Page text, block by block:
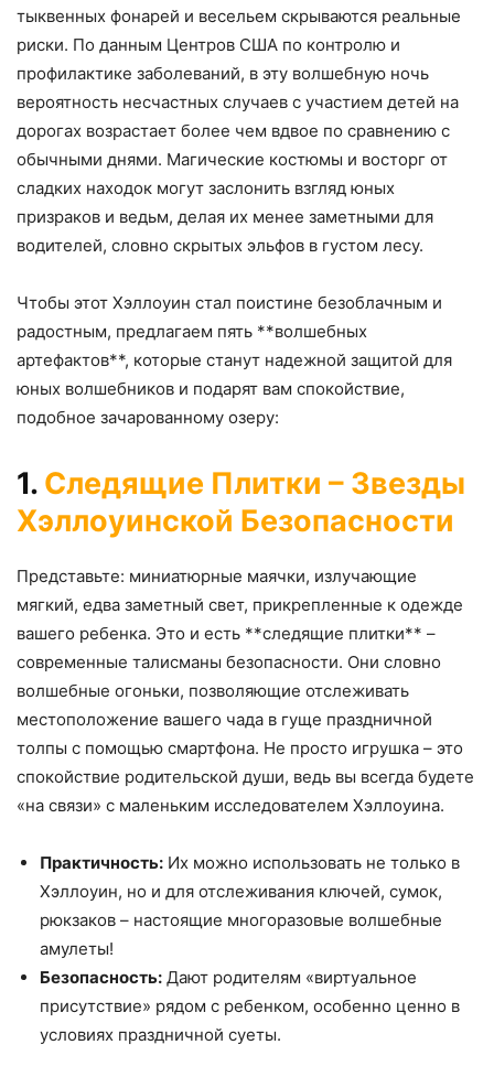
тыквенных фонарей и весельем скрываются реальные
риски. По данным Центров США по контролю и
профилактике заболеваний, в эту волшебную ночь
вероятность несчастных случаев с участием детей на
дорогах возрастает более чем вдвое по сравнению с
обычными днями. Магические костюмы и восторг от
сладких находок могут заслонить взгляд юных
призраков и ведьм, делая их менее заметными для
водителей, словно скрытых эльфов в густом лесу.
Чтобы этот Хэллоуин стал поистине безоблачным и
радостным, предлагаем пять **волшебных
артефактов**, которые станут надежной защитой для
юных волшебников и подарят вам спокойствие,
подобное зачарованному озеру:
1. Следящие Плитки – Звезды
Хэллоуинской Безопасности
Представьте: миниатюрные маячки, излучающие
мягкий, едва заметный свет, прикрепленные к одежде
вашего ребенка. Это и есть **следящие плитки** –
современные талисманы безопасности. Они словно
волшебные огоньки, позволяющие отслеживать
местоположение вашего чада в гуще праздничной
толпы с помощью смартфона. Не просто игрушка – это
спокойствие родительской души, ведь вы всегда будете
«на связи» с маленьким исследователем Хэллоуина.
Практичность: Их можно использовать не только в
Хэллоуин, но и для отслеживания ключей, сумок,
рюкзаков – настоящие многоразовые волшебные
амулеты!
Безопасность: Дают родителям «виртуальное
присутствие» рядом с ребенком, особенно ценно в
условиях праздничной суеты.